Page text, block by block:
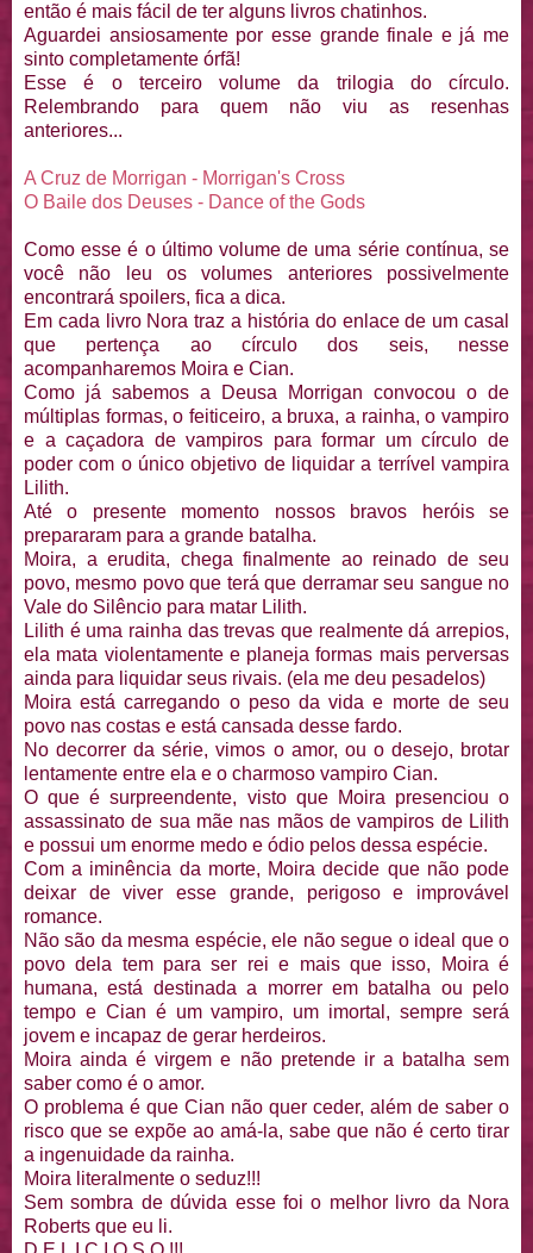
então é mais fácil de ter alguns livros chatinhos.
Aguardei ansiosamente por esse grande finale e já me
sinto completamente órfã!
Esse é o terceiro volume da trilogia do círculo.
Relembrando para quem não viu as resenhas
anteriores...
A Cruz de Morrigan - Morrigan's Cross
O Baile dos Deuses - Dance of the Gods
Como esse é o último volume de uma série contínua, se
você não leu os volumes anteriores possivelmente
encontrará spoilers, fica a dica.
Em cada livro Nora traz a história do enlace de um casal
que pertença ao círculo dos seis, nesse
acompanharemos Moira e Cian.
Como já sabemos a Deusa Morrigan convocou o de
múltiplas formas, o feiticeiro, a bruxa, a rainha, o vampiro
e a caçadora de vampiros para formar um círculo de
poder com o único objetivo de liquidar a terrível vampira
Lilith.
Até o presente momento nossos bravos heróis se
prepararam para a grande batalha.
Moira, a erudita, chega finalmente ao reinado de seu
povo, mesmo povo que terá que derramar seu sangue no
Vale do Silêncio para matar Lilith.
Lilith é uma rainha das trevas que realmente dá arrepios,
ela mata violentamente e planeja formas mais perversas
ainda para liquidar seus rivais. (ela me deu pesadelos)
Moira está carregando o peso da vida e morte de seu
povo nas costas e está cansada desse fardo.
No decorrer da série, vimos o amor, ou o desejo, brotar
lentamente entre ela e o charmoso vampiro Cian.
O que é surpreendente, visto que Moira presenciou o
assassinato de sua mãe nas mãos de vampiros de Lilith
e possui um enorme medo e ódio pelos dessa espécie.
Com a iminência da morte, Moira decide que não pode
deixar de viver esse grande, perigoso e improvável
romance.
Não são da mesma espécie, ele não segue o ideal que o
povo dela tem para ser rei e mais que isso, Moira é
humana, está destinada a morrer em batalha ou pelo
tempo e Cian é um vampiro, um imortal, sempre será
jovem e incapaz de gerar herdeiros.
Moira ainda é virgem e não pretende ir a batalha sem
saber como é o amor.
O problema é que Cian não quer ceder, além de saber o
risco que se expõe ao amá-la, sabe que não é certo tirar
a ingenuidade da rainha.
Moira literalmente o seduz!!!
Sem sombra de dúvida esse foi o melhor livro da Nora
Roberts que eu li.